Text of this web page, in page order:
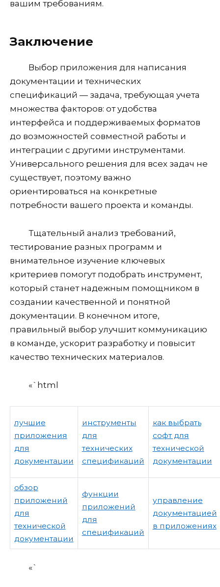
вашим требованиям.
Заключение
Выбор приложения для написания
документации и технических
спецификаций — задача, требующая учета
множества факторов: от удобства
интерфейса и поддерживаемых форматов
до возможностей совместной работы и
интеграции с другими инструментами.
Универсального решения для всех задач не
существует, поэтому важно
ориентироваться на конкретные
потребности вашего проекта и команды.
Тщательный анализ требований,
тестирование разных программ и
внимательное изучение ключевых
критериев помогут подобрать инструмент,
который станет надежным помощником в
создании качественной и понятной
документации. В конечном итоге,
правильный выбор улучшит коммуникацию
в команде, ускорит разработку и повысит
качество технических материалов.
«`html
лучшие
приложения
для
документации
инструменты
для
технических
спецификаций
как выбрать
софт для
технической
документации
обзор
приложений
для
технической
документации
функции
приложений
для
спецификаций
управление
документацией
в приложениях
«`